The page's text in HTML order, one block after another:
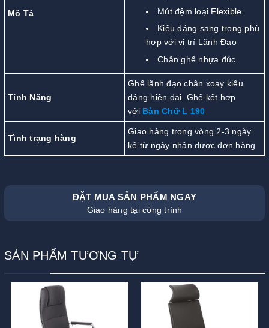
Mô Tả
Mút đệm loại Flexible.
Kiểu dáng sang trọng phù
hợp với vị trí Lãnh Đạo
Chân ghế nhựa đúc.
Tính Năng
Ghế lãnh đạo chân xoay kiểu
dáng hiện đại. Ghế kết hợp
với Bàn Chữ L 190
Tình trạng hàng
Giao hàng trong vòng 2-3 ngày
kể từ ngày nhận được đơn hàng
ĐẶT MUA SẢN PHẨM NGAY
Giao hàng tại công trình
SẢN PHẨM TƯƠNG TỰ